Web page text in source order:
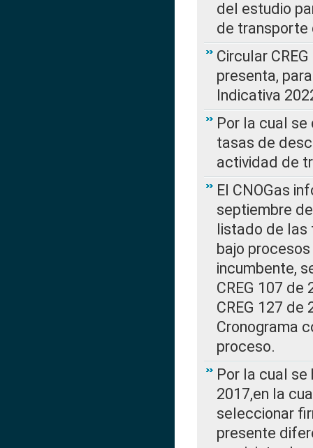
del estudio
de transporte
Circular
presenta,
Indicativa
Por la cual
tasas de
actividad de
El CNOGas
septiembre
listado de las
bajo
incumbente,
CREG 107
CREG 127 de
Cronograma
proceso.
Por la cual se
2017,en la
seleccionar
presente